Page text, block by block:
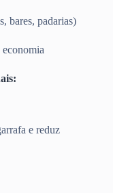
bares, padarias)
economia
e reduz